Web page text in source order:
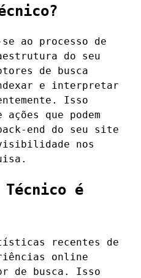
ao processo de
do seu
de busca
e interpretar
Isso
que podem
end do seu site
nos
Técnico é
recentes de
online
de busca. Isso